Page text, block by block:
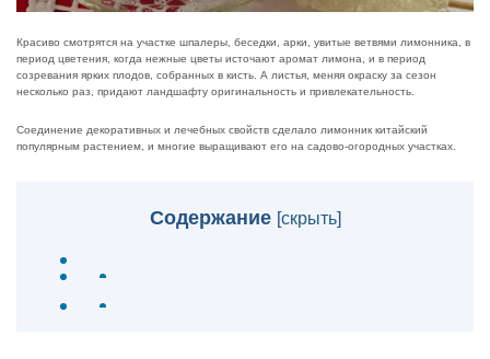
Красиво смотрятся на участке шпалеры, беседки, арки, увитые ветвями лимонника, в
период цветения, когда нежные цветы источают аромат лимона, и в период
созревания ярких плодов, собранных в кисть. А листья, меняя окраску за сезон
несколько раз, придают ландшафту оригинальность и привлекательность.
Соединение декоративных и лечебных свойств сделало лимонник китайский
популярным растением, и многие выращивают его на садово-огородных участках.
Содержание [скрыть]